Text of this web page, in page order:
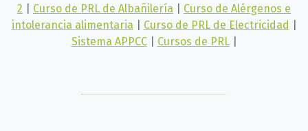
2
Curso de PRL de Albañilería
Curso de Alérgenos e
intolerancia alimentaria
Curso de PRL de Electricidad
Sistema APPCC
Cursos de PRL